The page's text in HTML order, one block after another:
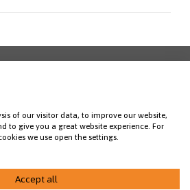
13, 24100 SALO /
KLO 8-
778 4617 / KOIRAT: 040
040 913
of our visitor data, to improve our website,
to give you a great website experience. For
we use open the settings.
Accept all